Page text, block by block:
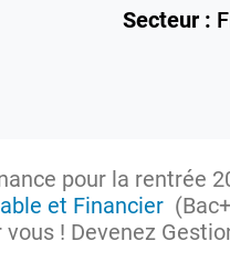
Secteur :
pour la rentrée
et Financier
! Devenez